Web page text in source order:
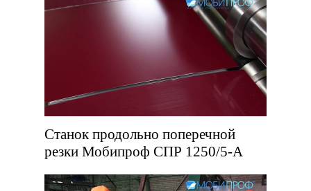
Станок продольно поперечной
резки Мобипроф СПР 1250/5-А